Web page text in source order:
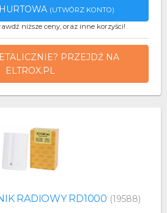
(UTWÓRZ KONTO)
niższe ceny, oraz inne korzyści!
PRZEJDŹ NA
ELTROX.PL
RADIOWY RD1000 (19588)